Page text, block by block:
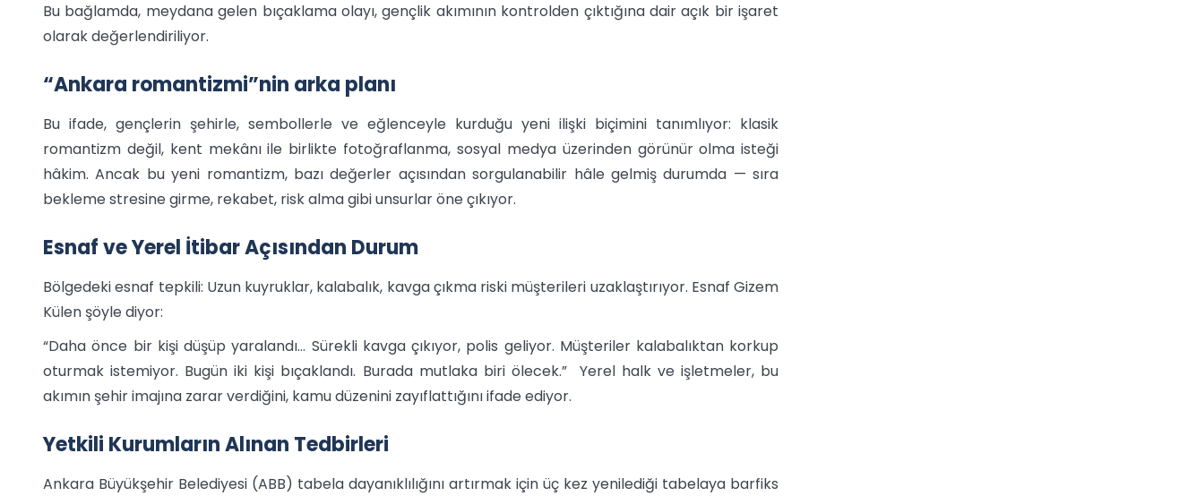
Bu bağlamda, meydana gelen bıçaklama olayı, gençlik akımının kontrolden çıktığına dair açık bir işaret
olarak değerlendiriliyor.
“Ankara romantizmi”nin arka planı
Bu ifade, gençlerin şehirle, sembollerle ve eğlenceyle kurduğu yeni ilişki biçimini tanımlıyor: klasik
romantizm değil, kent mekânı ile birlikte fotoğraflanma, sosyal medya üzerinden görünür olma isteği
hâkim. Ancak bu yeni romantizm, bazı değerler açısından sorgulanabilir hâle gelmiş durumda — sıra
bekleme stresine girme, rekabet, risk alma gibi unsurlar öne çıkıyor.
Esnaf ve Yerel İtibar Açısından Durum
Bölgedeki esnaf tepkili: Uzun kuyruklar, kalabalık, kavga çıkma riski müşterileri uzaklaştırıyor. Esnaf Gizem
Külen şöyle diyor:
“Daha önce bir kişi düşüp yaralandı… Sürekli kavga çıkıyor, polis geliyor. Müşteriler kalabalıktan korkup
oturmak istemiyor. Bugün iki kişi bıçaklandı. Burada mutlaka biri ölecek.” Yerel halk ve işletmeler, bu
akımın şehir imajına zarar verdiğini, kamu düzenini zayıflattığını ifade ediyor.
Yetkili Kurumların Alınan Tedbirleri
Ankara Büyükşehir Belediyesi (ABB) tabela dayanıklılığını artırmak için üç kez yenilediği tabelaya barfiks